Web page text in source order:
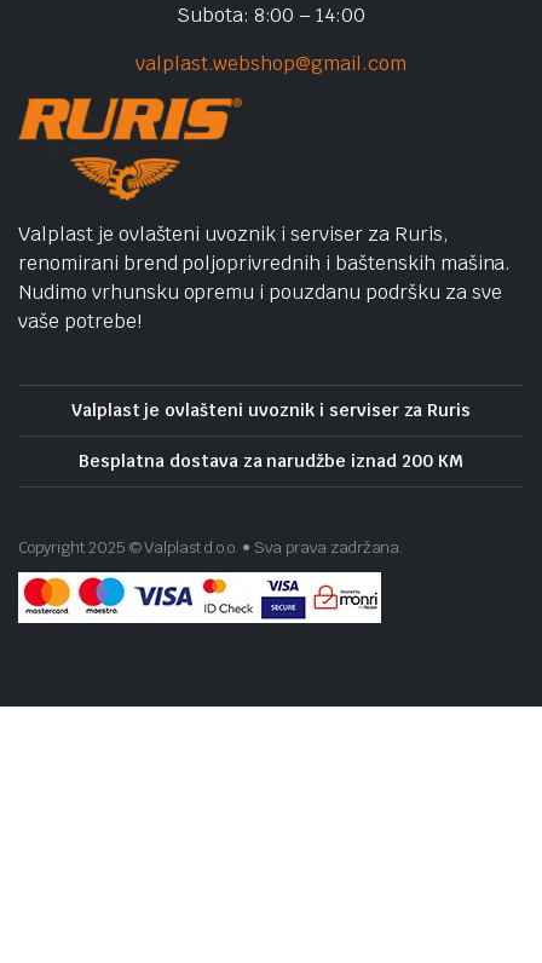
Subota: 8:00 – 14:00
valplast.webshop@gmail.com
Valplast je ovlašteni uvoznik i serviser za Ruris,
renomirani brend poljoprivrednih i baštenskih mašina.
Nudimo vrhunsku opremu i pouzdanu podršku za sve
vaše potrebe!
Valplast je ovlašteni uvoznik i serviser za Ruris
Besplatna dostava za narudžbe iznad 200 KM
Copyright 2025 © Valplast d.o.o. • Sva prava zadržana.